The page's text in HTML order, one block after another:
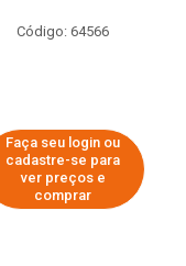
Código: 64566
Faça seu login ou
cadastre-se para
ver preços e
comprar